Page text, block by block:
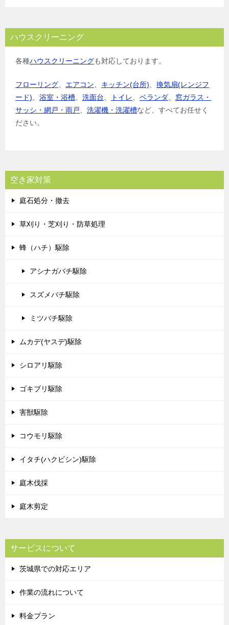
ハウスクリーニング
各種ハウスクリーニングも対応しております。
フローリング、 エアコン、 キッチン(台所)、 換気扇(レンジフ
ード)、 浴室・浴槽、 洗面台、 トイレ、 ベランダ、 窓ガラス・
サッシ・網戸・雨戸、 洗濯機・洗濯槽など、すべてお任せく
ださい。
空き家対策
庭石処分・撤去
草刈り・芝刈り・防草処理
蜂（ハチ）駆除
アシナガバチ駆除
スズメバチ駆除
ミツバチ駆除
ムカデ(ヤスデ)駆除
シロアリ駆除
ゴキブリ駆除
害獣駆除
コウモリ駆除
イタチ(ハクビシン)駆除
庭木伐採
庭木剪定
サービスについて
茨城県での対応エリア
作業の流れについて
料金プラン